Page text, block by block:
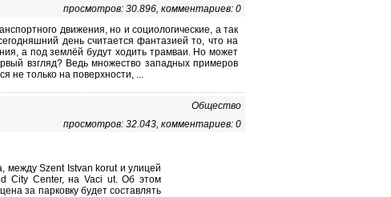
просмотров: 30.896, комментариев: 0
движения, но и социологические, а так
день считается фантазией то, что на
а под землёй будут ходить трамваи. Но может
взгляд? Ведь множество западных примеров
не только на поверхности, ...
Общество
просмотров: 32.043, комментариев: 0
между Szent Istvan korut и улицей
City Center, на Vaci ut. Об этом
за парковку будет составлять